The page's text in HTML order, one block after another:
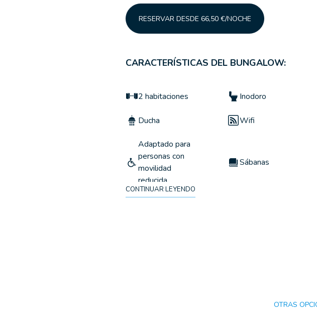
RESERVAR DESDE 66,50 €/NOCHE
CARACTERÍSTICAS DEL BUNGALOW:
2 habitaciones Inodoro
Ducha Wifi
Adaptado para
personas con
movilidad
reducida
Sábanas
CONTINUAR LEYENDO
OTRAS